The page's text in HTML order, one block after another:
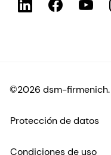
©2026 dsm-firmenich.
Protección de datos
Condiciones de uso